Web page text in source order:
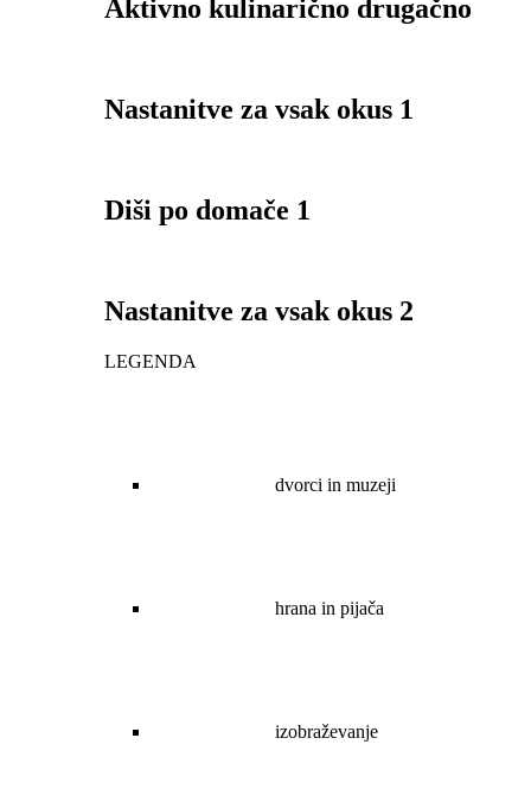
Aktivno kulinarično drugačno
Nastanitve za vsak okus 1
Diši po domače 1
Nastanitve za vsak okus 2
LEGENDA
dvorci in muzeji
hrana in pijača
izobraževanje